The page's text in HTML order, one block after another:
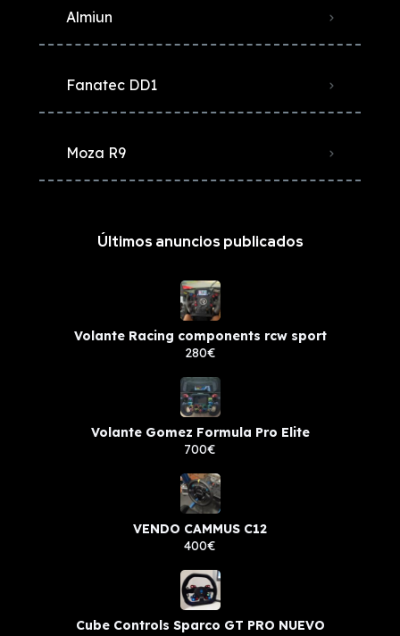
Almiun
Fanatec DD1
Moza R9
Últimos anuncios publicados
Volante Racing components rcw sport
280€
Volante Gomez Formula Pro Elite
700€
VENDO CAMMUS C12
400€
Cube Controls Sparco GT PRO NUEVO